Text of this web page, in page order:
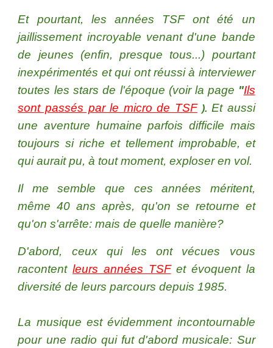
Et pourtant, les années TSF ont été un
jaillissement incroyable venant d'une bande
de jeunes (enfin, presque tous...) pourtant
inexpérimentés et qui ont réussi à interviewer
toutes les stars de l'époque (voirla page "Ils
sont passés par le micro de TSF ).Et aussi
une aventure humaine parfois difficile mais
toujours si riche et tellement improbable, et
qui aurait pu, à tout moment, exploser en vol.
Il me semble que ces années méritent,
même 40 ans après, qu'on se retourne et
qu'on s'arrête: mais de quelle manière?
D'abord, ceux qui les ont vécues vous
racontentleurs années TSFet évoquent la
diversité de leurs parcours depuis 1985.
La musique est évidemment incontournable
pour une radio qui fut d'abord musicale: Sur